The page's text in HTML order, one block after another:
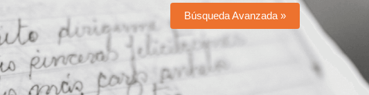
Búsqueda Avanzada »